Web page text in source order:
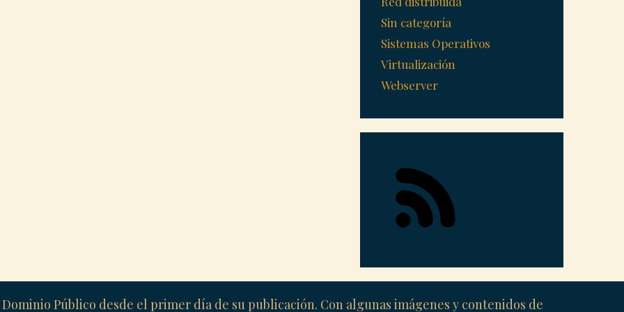
Sin categoría
Sistemas Operativos
Virtualización
Webserver
Público desde el primer día de su publicación. Con algunas imágenes y contenidos de